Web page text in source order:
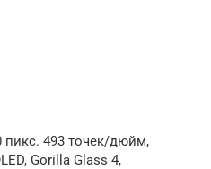
пикс. 493 точек/дюйм,
Gorilla Glass 4,